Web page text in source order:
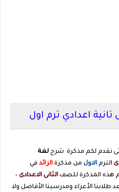
اعدادي ترم اول
نقدم لكم مذكرة شرحلغة
الترمالاولمن مذكرةالرائدفي
هذه المذكرة للصفالثانى الاعدادى–
طلابنا الأعزاء ومدرسينا الأفاضل ولا